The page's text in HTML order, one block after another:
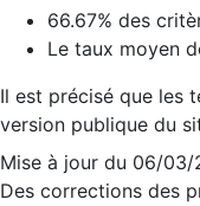
66.67% des
Le taux moyen
Il est précisé que les
version publique du
Mise à jour du 06/03/
Des corrections des